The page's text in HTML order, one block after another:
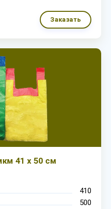
Заказать
41 х 50 см
410
500